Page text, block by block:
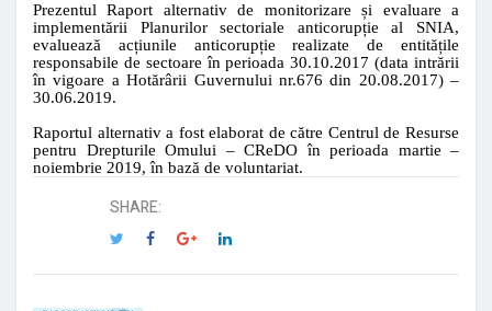
Prezentul Raport alternativ de monitorizare și evaluare a
implementării Planurilor sectoriale anticorupție al SNIA,
evaluează acțiunile anticorupție realizate de entitățile
responsabile de sectoare în perioada 30.10.2017(data intrării
în vigoare a Hotărârii Guvernului nr.676 din 20.08.2017) –
30.06.2019.
Raportul alternativ a fost elaborat de către Centrul de Resurse
pentru Drepturile Omului – CReDO în perioada martie –
noiembrie 2019, în bază de voluntariat.
SHARE: